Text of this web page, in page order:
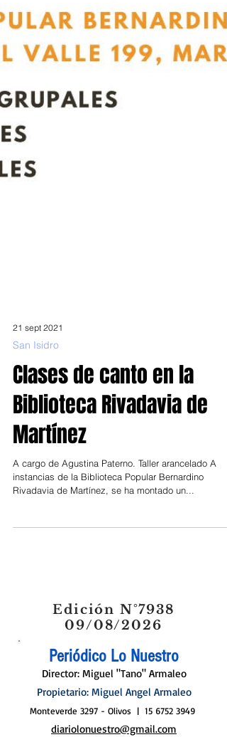
San Isidro
Clases de canto en la
Biblioteca Rivadavia de
Martínez
A cargo de Agustina Paterno. Taller arancelado A
09/08/2026
Periódico Lo Nuestro
Director: Miguel "Tano" Armaleo
Propietario: Miguel Angel Armaleo